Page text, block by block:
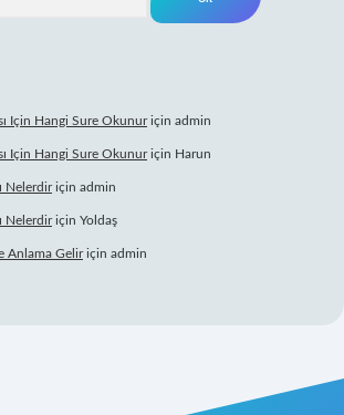
Için Hangi Sure Okunuriçin admin
Için Hangi Sure Okunuriçin Harun
Nelerdiriçin admin
Nelerdiriçin Yoldaş
Anlama Geliriçin admin